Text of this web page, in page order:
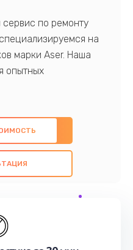
по ремонту
на
марки Aser. Наша
опытных
знаниями и
ремонт с
компонентов, а
всех
цель - предоставить
их потребности
записаться на